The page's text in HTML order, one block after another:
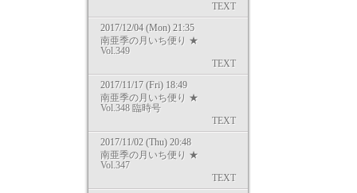
TEXT
2017/12/04 (Mon) 21:35
南亜季の月いち便り ★
Vol.349
TEXT
2017/11/17 (Fri) 18:49
南亜季の月いち便り ★
Vol.348 臨時号
TEXT
2017/11/02 (Thu) 20:48
南亜季の月いち便り ★
Vol.347
TEXT